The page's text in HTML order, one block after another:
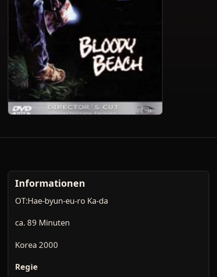
Informationen
OT:Hae-byun-eu-ro Ka-da
ca. 89 Minuten
Korea 2000
Regie